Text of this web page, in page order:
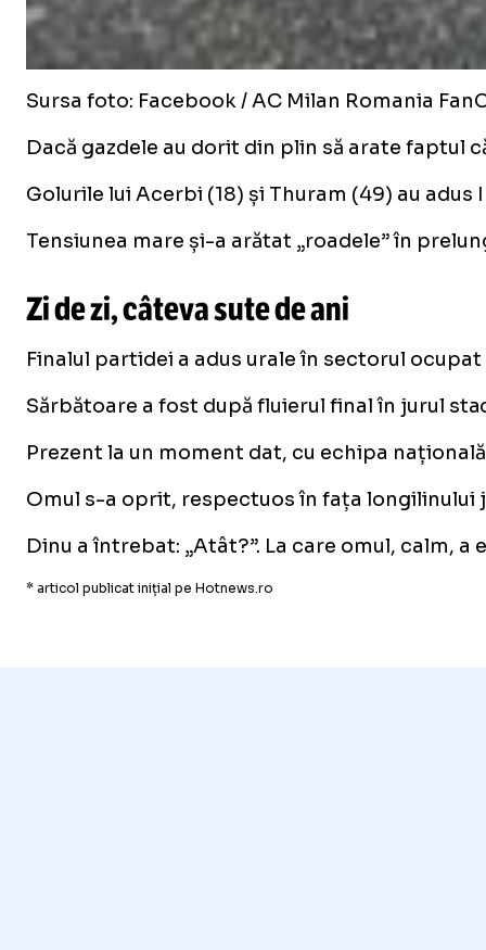
Sursa foto: Facebook / AC Milan Romania
Dacă gazdele au dorit din plin să arate faptul
Golurile lui Acerbi (18) și Thuram (49) au
Tensiunea mare și-a arătat „roadele” în
Zi de zi, câteva sute de ani
Finalul partidei a adus urale în sectorul
Sărbătoare a fost după fluierul final în jurul
Prezent la un moment dat, cu echipa
Omul s-a oprit, respectuos în fața longilinului
Dinu a întrebat: „Atât?”. La care omul, calm, a
* articol publicat inițial pe Hotnews.ro